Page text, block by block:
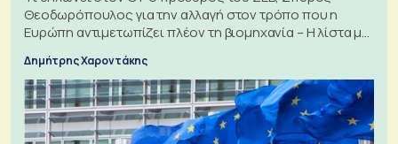
Θεοδωρόπουλος για την αλλαγή στον τρόπο που η
Ευρώπη αντιμετωπίζει πλέον τη βιομηχανία – Η λίστα με
Δημήτρης Χαροντάκης